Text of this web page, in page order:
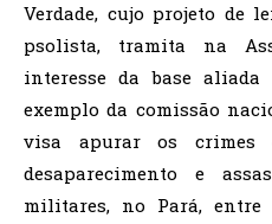
Verdade, cujo projeto de
psolista, tramita na
interesse da base
exemplo da comissão
visa apurar os crimes
desaparecimento e
militares, no Pará, entre